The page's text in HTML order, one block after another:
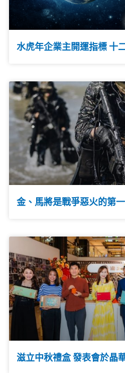
水虎年企業主開運指標 十
金、馬將是戰爭惡火的第
滋立中秋禮盒 發表會於晶